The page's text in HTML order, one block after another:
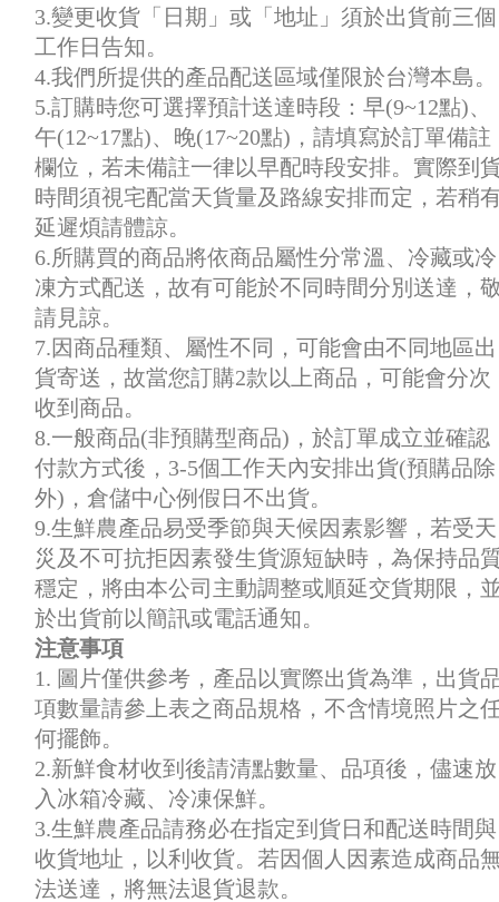
3.變更收貨「日期」或「地址」須於出貨前三個
工作日告知。
4.我們所提供的產品配送區域僅限於台灣本島。
5.訂購時您可選擇預計送達時段：早(9~12點)、
午(12~17點)、晚(17~20點)，請填寫於訂單備註
欄位，若未備註一律以早配時段安排。實際到
時間須視宅配當天貨量及路線安排而定，若稍
延遲煩請體諒。
6.所購買的商品將依商品屬性分常溫、冷藏或冷
凍方式配送，故有可能於不同時間分別送達，
請見諒。
7.因商品種類、屬性不同，可能會由不同地區出
貨寄送，故當您訂購2款以上商品，可能會分次
收到商品。
8.一般商品(非預購型商品)，於訂單成立並確認
付款方式後，3-5個工作天內安排出貨(預購品除
外)，倉儲中心例假日不出貨。
9.生鮮農產品易受季節與天候因素影響，若受天
災及不可抗拒因素發生貨源短缺時，為保持品
穩定，將由本公司主動調整或順延交貨期限，
於出貨前以簡訊或電話通知。
注意事項
1. 圖片僅供參考，產品以實際出貨為準，出貨
項數量請參上表之商品規格，不含情境照片之
何擺飾。
2.新鮮食材收到後請清點數量、品項後，儘速放
入冰箱冷藏、冷凍保鮮。
3.生鮮農產品請務必在指定到貨日和配送時間與
收貨地址，以利收貨。若因個人因素造成商品
法送達，將無法退貨退款。